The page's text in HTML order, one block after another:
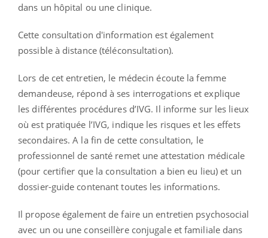
dans un hôpital ou une clinique.
Cette consultation d'information est également
possible à distance (téléconsultation).
Lors de cet entretien, le médecin écoute la femme
demandeuse, répond à ses interrogations et explique
les différentes procédures d’IVG. Il informe sur les lieux
où est pratiquée l’IVG, indique les risques et les effets
secondaires. A la fin de cette consultation, le
professionnel de santé remet une attestation médicale
(pour certifier que la consultation a bien eu lieu) et un
dossier-guide contenant toutes les informations.
Il propose également de faire un entretien psychosocial
avec un ou une conseillère conjugale et familiale dans